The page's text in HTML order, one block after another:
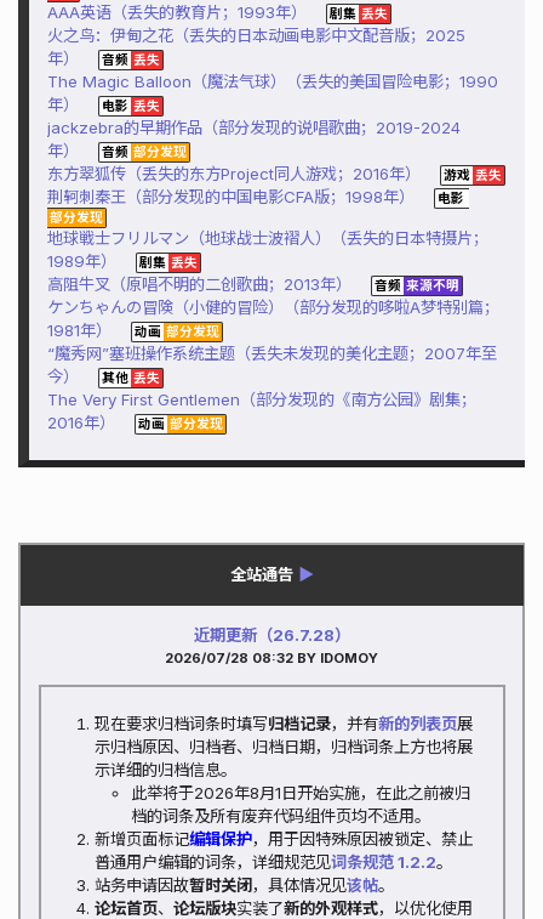
AAA英语（丢失的教育片；1993年）
火之鸟：伊甸之花（丢失的日本动画电影中文配音版；2025
年）
The Magic Balloon（魔法气球）（丢失的美国冒险电影；1990
年）
jackzebra的早期作品（部分发现的说唱歌曲；2019-2024
年）
东方翠狐传（丢失的东方Project同人游戏；2016年）
荆轲刺秦王（部分发现的中国电影CFA版；1998年）
地球戦士フリルマン（地球战士波褶人）（丢失的日本特摄片；
1989年）
高阻牛叉（原唱不明的二创歌曲；2013年）
ケンちゃんの冒険（小健的冒险）（部分发现的哆啦A梦特别篇；
1981年）
“魔秀网”塞班操作系统主题（丢失未发现的美化主题；2007年至
今）
The Very First Gentlemen（部分发现的《南方公园》剧集；
2016年）
全站通告 ▶
近期更新（26.7.28）
2026/07/28 08:32 BY IDOMOY
现在要求归档词条时填写归档记录，并有新的列表页展
示归档原因、归档者、归档日期，归档词条上方也将展
示详细的归档信息。
此举将于2026年8月1日开始实施，在此之前被归
档的词条及所有废弃代码组件页均不适用。
新增页面标记编辑保护，用于因特殊原因被锁定、禁止
普通用户编辑的词条，详细规范见词条规范 1.2.2。
站务申请因故暂时关闭 ，具体情况见该帖。
论坛首页、 论坛版块实装了新的外观样式，以优化使用